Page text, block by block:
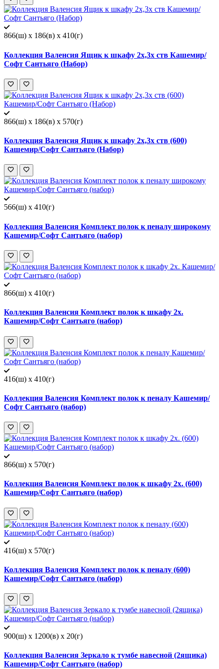
866(ш) x 186(в) x 410(г)
Коллекция Валенсия Ящик к шкафу 2х,3х ств Кашемир/
Софт Сантьяго (Набор)
866(ш) x 186(в) x 570(г)
Коллекция Валенсия Ящик к шкафу 2х,3х ств (600)
Кашемир/Софт Сантьяго (Набор)
566(ш) x 410(г)
Коллекция Валенсия Комплект полок к пеналу широкому
Кашемир/Софт Сантьяго (набор)
866(ш) x 410(г)
Коллекция Валенсия Комплект полок к шкафу 2х.
Кашемир/Софт Сантьяго (набор)
416(ш) x 410(г)
Коллекция Валенсия Комплект полок к пеналу Кашемир/
Софт Сантьяго (набор)
866(ш) x 570(г)
Коллекция Валенсия Комплект полок к шкафу 2х. (600)
Кашемир/Софт Сантьяго (набор)
416(ш) x 570(г)
Коллекция Валенсия Комплект полок к пеналу (600)
Кашемир/Софт Сантьяго (набор)
900(ш) x 1200(в) x 20(г)
Коллекция Валенсия Зеркало к тумбе навесной (2ящика)
Кашемир/Софт Сантьяго (набор)